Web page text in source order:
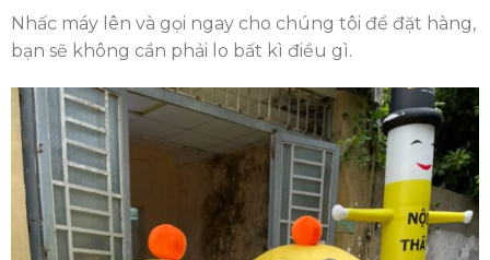
Nhấc máy lên và gọi ngay cho chúng tôi để đặt hàng,
bạn sẽ không cần phải lo bất kì điều gì.